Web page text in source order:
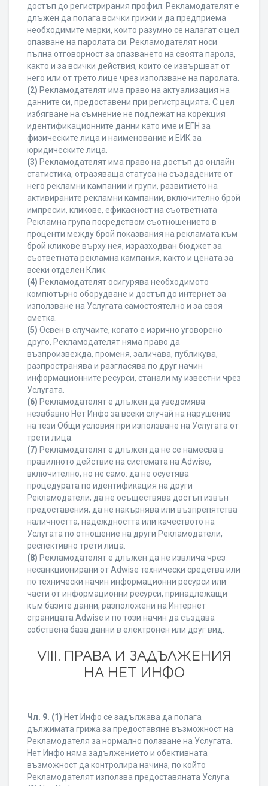
достъп до регистрирания профил. Рекламодателят е
длъжен да полага всички грижи и да предприема
необходимите мерки, които разумно се налагат с цел
опазване на паролата си. Рекламодателят носи
пълна отговорност за опазването на своята парола,
както и за всички действия, които се извършват от
него или от трето лице чрез използване на паролата.
(2) Рекламодателят има право на актуализация на
данните си, предоставени при регистрацията. С цел
избягване на съмнение не подлежат на корекция
идентификационните данни като име и ЕГН за
физическите лица и наименование и ЕИК за
юридическите лица.
(3) Рекламодателят има право на достъп до онлайн
статистика, отразяваща статуса на създадените от
него рекламни кампании и групи, развитието на
активираните рекламни кампании, включително брой
импресии, кликове, ефикасност на съответната
Рекламна група посредством съотношението в
проценти между брой показвания на рекламата към
брой кликове върху нея, изразходван бюджет за
съответната рекламна кампания, както и цената за
всеки отделен Клик.
(4) Рекламодателят осигурява необходимото
компютърно оборудване и достъп до интернет за
използване на Услугата самостоятелно и за своя
сметка.
(5) Освен в случаите, когато е изрично уговорено
друго, Рекламодателят няма право да
възпроизвежда, променя, заличава, публикува,
разпространява и разгласява по друг начин
информационните ресурси, станали му известни чрез
Услугата.
(6) Рекламодателят е длъжен да уведомява
незабавно Нет Инфо за всеки случай на нарушение
на тези Общи условия при използване на Услугата от
трети лица.
(7) Рекламодателят е длъжен да не се намесва в
правилното действие на системата на Adwise,
включително, но не само: да не осуетява
процедурата по идентификация на други
Рекламодатели; да не осъществява достъп извън
предоставения; да не накърнява или възпрепятства
наличността, надеждността или качеството на
Услугата по отношение на други Рекламодатели,
респективно трети лица.
(8) Рекламодателят е длъжен да не извлича чрез
несанкционирани от Adwise технически средства или
по технически начин информационни ресурси или
части от информационни ресурси, принадлежащи
към базите данни, разположени на Интернет
страницата Adwise и по този начин да създава
собствена база данни в електронен или друг вид.
VIII. ПРАВА И ЗАДЪЛЖЕНИЯ
НА НЕТ ИНФО
Чл. 9. (1) Нет Инфо се задължава да полага
дължимата грижа за предоставяне възможност на
Рекламодателя за нормално ползване на Услугата.
Нет Инфо няма задължението и обективната
възможност да контролира начина, по който
Рекламодателят използва предоставяната Услуга.